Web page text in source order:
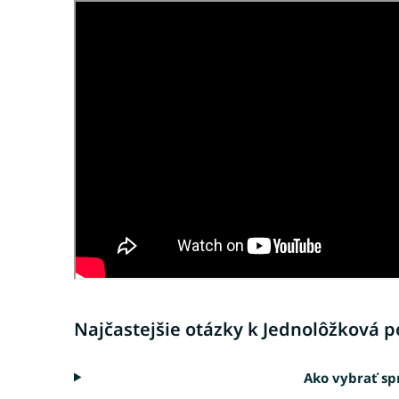
Najčastejšie otázky k Jednolôžková
Ako vybrať